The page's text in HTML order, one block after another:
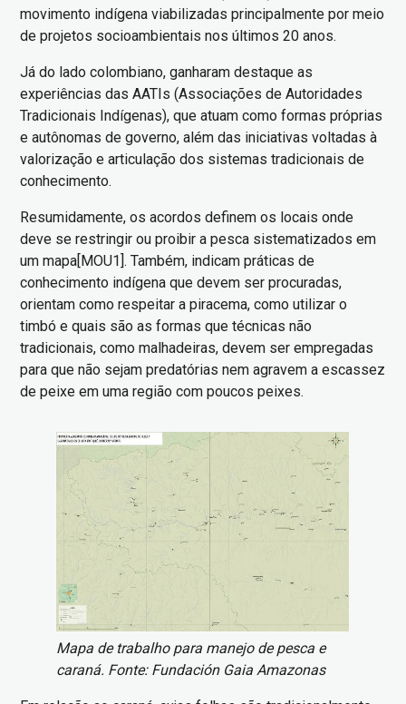
movimento indígena viabilizadas principalmente por meio
de projetos socioambientais nos últimos 20 anos.
Já do lado colombiano, ganharam destaque as
experiências das AATIs (Associações de Autoridades
Tradicionais Indígenas), que atuam como formas próprias
e autônomas de governo, além das iniciativas voltadas à
valorização e articulação dos sistemas tradicionais de
conhecimento.
Resumidamente, os acordos definem os locais onde
deve se restringir ou proibir a pesca sistematizados em
um mapa[MOU1]. Também, indicam práticas de
conhecimento indígena que devem ser procuradas,
orientam como respeitar a piracema, como utilizar o
timbó e quais são as formas que técnicas não
tradicionais, como malhadeiras, devem ser empregadas
para que não sejam predatórias nem agravem a escassez
de peixe em uma região com poucos peixes.
Imagem
Mapa de trabalho para manejo de pesca e
caraná. Fonte: Fundación Gaia Amazonas